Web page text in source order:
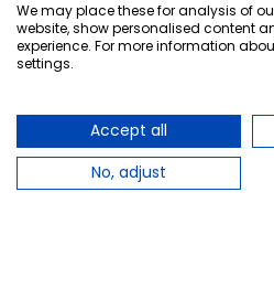
We may place these for analysis of
website, show personalised content
experience. For more information
settings.
Accept all
No, adjust